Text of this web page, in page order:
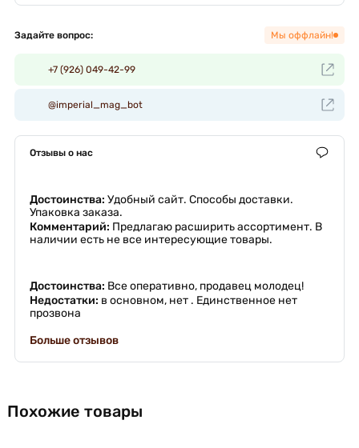
Задайте вопрос: Мы оффлайн!
+7 (926) 049-42-99
@imperial_mag_bot
Отзывы о нас
Достоинства: Удобный сайт. Способы доставки.
Упаковка заказа.
Комментарий: Предлагаю расширить ассортимент. В
наличии есть не все интересующие товары.
Достоинства: Все оперативно, продавец молодец!
Недостатки: в основном, нет . Единственное нет
прозвона
Больше отзывов
Похожие товары